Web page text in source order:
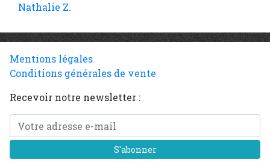
Nathalie Z.
Mentions légales
Conditions générales de vente
Recevoir notre newsletter :